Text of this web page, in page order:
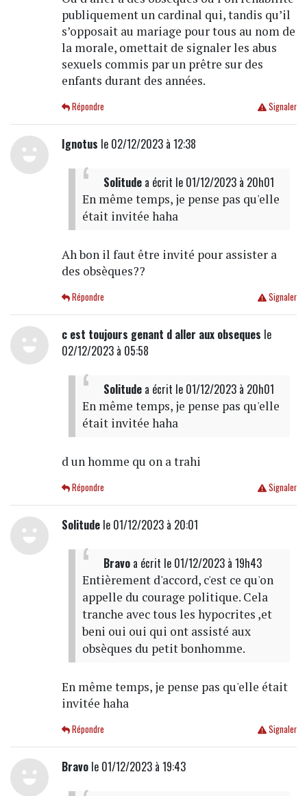
publiquement un cardinal qui, tandis qu’il
s’opposait au mariage pour tous au nom de
la morale, omettait de signaler les abus
sexuels commis par un prêtre sur des
enfants durant des années.
Signaler
Répondre
Ignotus le 02/12/2023 à 12:38
Solitudea écrit le 01/12/2023 à 20h01
En même temps, je pense pas qu'elle
était invitée haha
Ah bon il faut être invité pour assister a
des obsèques??
Signaler
Répondre
c est toujours genant d aller aux obseques le
02/12/2023 à 05:58
Solitudea écrit le 01/12/2023 à 20h01
En même temps, je pense pas qu'elle
était invitée haha
d un homme qu on a trahi
Signaler
Répondre
Solitudele 01/12/2023 à 20:01
Bravoa écrit le 01/12/2023 à 19h43
Entièrement d'accord, c'est ce qu'on
appelle du courage politique. Cela
tranche avec tous les hypocrites ,et
beni oui oui qui ont assisté aux
obsèques du petit bonhomme.
En même temps, je pense pas qu'elle était
invitée haha
Signaler
Répondre
Bravole 01/12/2023 à 19:43